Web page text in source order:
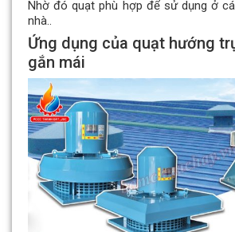
Nhờ đó quạt phù hợp để sử dụng ở
nhà..
Ứng dụng của quạt hướng
gắn mái